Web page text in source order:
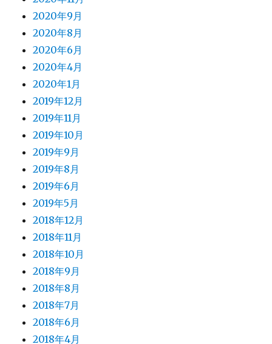
2020年9月
2020年8月
2020年6月
2020年4月
2020年1月
2019年12月
2019年11月
2019年10月
2019年9月
2019年8月
2019年6月
2019年5月
2018年12月
2018年11月
2018年10月
2018年9月
2018年8月
2018年7月
2018年6月
2018年4月